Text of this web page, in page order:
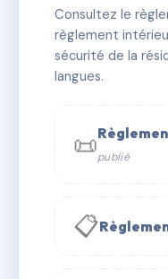
📍 18 Rue de la
✓ Immatriculée
📞 Contacter
✉ Email
Consultez le
règlement
sécurité de la
langues.
📜publié
📋